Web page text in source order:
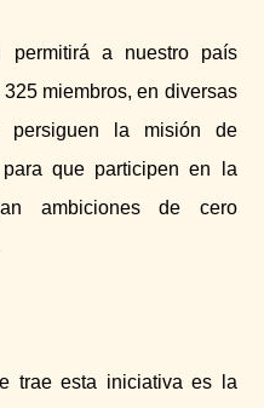
permitirá a nuestro país
miembros, en diversas
persiguen la misión de
que participen en la
ambiciones de cero
trae esta iniciativa es la